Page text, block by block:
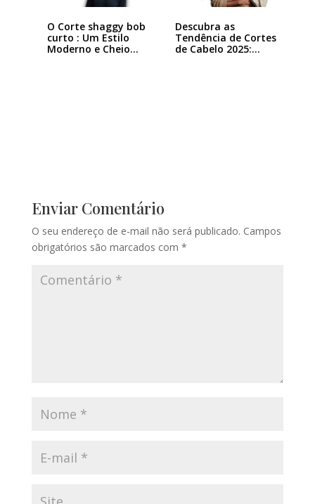
O Corte shaggy bob
curto : Um Estilo
Moderno e Cheio…
Descubra as
Tendência de Cortes
de Cabelo 2025:…
Enviar Comentário
O seu endereço de e-mail não será publicado. Campos
obrigatórios são marcados com *